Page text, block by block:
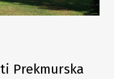
Prekmurska